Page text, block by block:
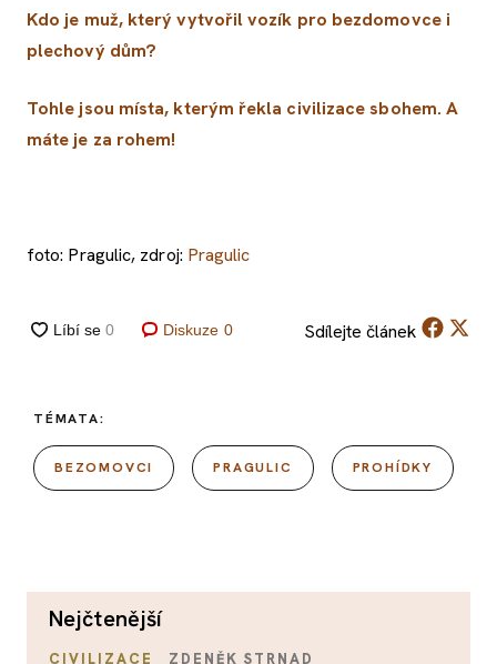
Kdo je muž, který vytvořil vozík pro bezdomovce i
plechový dům?
Tohle jsou místa, kterým řekla civilizace sbohem. A
máte je za rohem!
foto: Pragulic, zdroj: Pragulic
Diskuze 0 Sdílejte článek
TÉMATA:
BEZOMOVCI PRAGULIC PROHÍDKY
nejčtenější
CIVILIZACE ZDENĚK STRNAD